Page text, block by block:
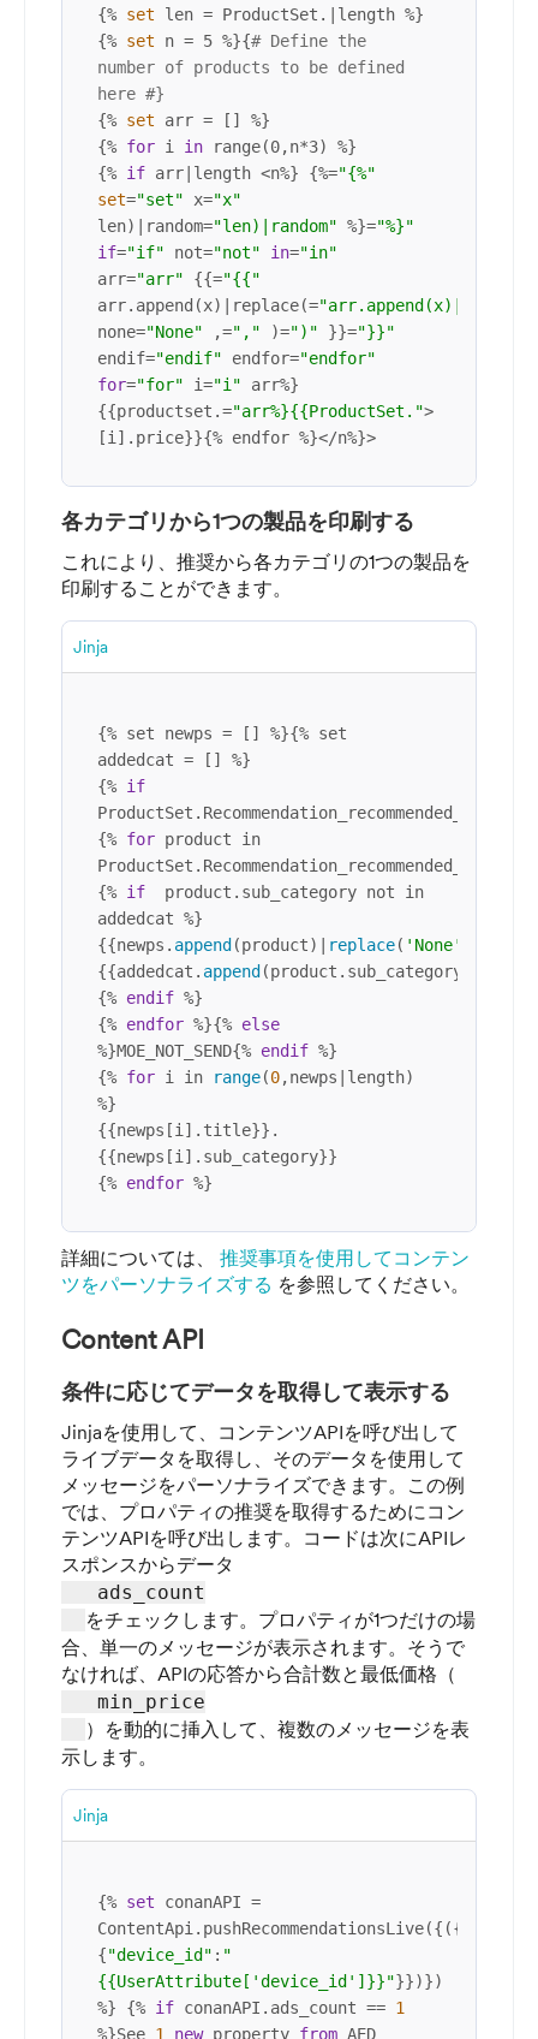
{% set len = ProductSet.|length %}
{% set n = 5 %}{# Define the
number of products to be defined
here #}
{% set arr = [] %}
{% for i in range(0,n*3) %}
{% if arr|length <n%} {%="{%"
set="set" x="x"
len)|random="len)|random" %}="%}"
if="if" not="not" in="in"
arr="arr" {{="{{"
arr.append(x)|replace(=
none="None" ,="," )=")" }}="}}"
endif="endif" endfor="endfor"
for="for" i="i" arr%}
{{productset.="arr%}{{ProductSet.">
[i].price}}{% endfor %}</n%}>
各カテゴリから1つの製品を印刷する
これにより、推奨から各カテゴリの1つの製品を
印刷することができます。
Jinja
{% set newps = [] %}{% set
addedcat = [] %}
{% if
ProductSet.Recommendation_recommended_items%}
{% for product in
ProductSet.Recommendation_recommended_items%}
{% if
  product.sub_category not in
addedcat %}
{{newps. append (product)| replace( 'None'
{{addedcat. append (product.sub_category)|
{% endif %}
{% endfor %}{% else
%}MOE_NOT_SEND{% endif %}
{% for i in range(0,newps|length)
%}
{{newps[i].title}}.
{{newps[i].sub_category}}
{% endfor %}
詳細については、 推奨事項を使用してコンテン
ツをパーソナライズする を参照してください。
Content API
条件に応じてデータを取得して表示する
Jinjaを使用して、コンテンツAPIを呼び出して
ライブデータを取得し、そのデータを使用して
メッセージをパーソナライズできます。この例
では、プロパティの推奨を取得するためにコン
テンツAPIを呼び出します。コードは次にAPIレ
スポンスからデータ
をチェックします。プロパティが1つだけの場
合、単一のメッセージが表示されます。そうで
なければ、APIの応答から合計数と最低価格（
）を動的に挿入して、複数のメッセージを表
示します。
Jinja
{% set conanAPI =
ContentApi.pushRecommendationsLive({({
{"device_id" : "
{{UserAttribute['device_id']}}"}})})
%} {% if conanAPI.ads_count == 1
%}See 1 new property from AED